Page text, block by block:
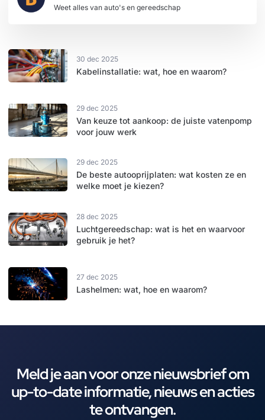
Weet alles van auto's en gereedschap
30 dec 2025
Kabelinstallatie: wat, hoe en waarom?
29 dec 2025
Van keuze tot aankoop: de juiste vatenpomp
voor jouw werk
29 dec 2025
De beste autooprijplaten: wat kosten ze en
welke moet je kiezen?
28 dec 2025
Luchtgereedschap: wat is het en waarvoor
gebruik je het?
27 dec 2025
Lashelmen: wat, hoe en waarom?
Meld je aan voor onze nieuwsbrief om
up-to-date informatie, nieuws en acties
te ontvangen.